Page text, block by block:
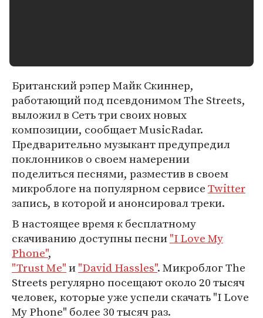
Британский рэпер Майк Скиннер,
работающий под псевдонимом The Streets,
выложил в Сеть три своих новых
композиции, сообщает MusicRadar.
Предварительно музыкант предупредил
поклонников о своем намерении
поделиться песнями, разместив в своем
микроблоге на популярном сервисеTwitter
запись, в которой и анонсировал треки.
В настоящее время к бесплатному
скачиванию доступны песни"I Love My
Phone",
"Trust Me"и"David Hassles". Микроблог The
Streets регулярно посещают около 20 тысяч
человек, которые уже успели скачать "I Love
My Phone" более 30 тысяч раз.